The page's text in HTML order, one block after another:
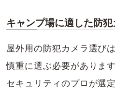
キャンプ場に適した防犯
屋外用の防犯カメラ選び
慎重に選ぶ必要があります
セキュリティのプロが選